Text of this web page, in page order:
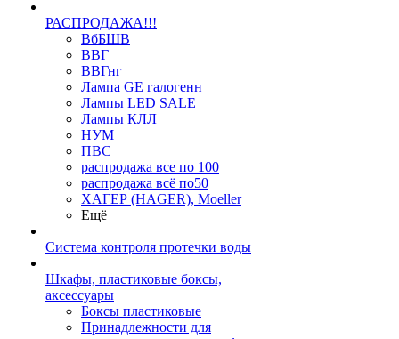
РАСПРОДАЖА!!!
ВбБШВ
ВВГ
ВВГнг
Лампа GE галогенн
Лампы LED SALE
Лампы КЛЛ
НУМ
ПВС
распродажа все по 100
распродажа всё по50
ХАГЕР (HAGER), Moeller
Ещё
Система контроля протечки воды
Шкафы, пластиковые боксы,
аксессуары
Боксы пластиковые
Принадлежности для